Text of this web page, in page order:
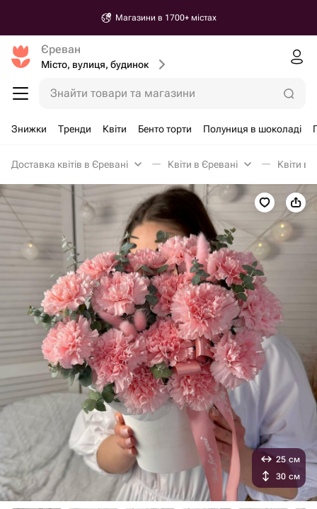
Магазини в 1700+ містах
Єреван
Місто, вулиця, будинок
Знайти товари та магазини
Знижки Тренди Квіти Бенто торти Полуниця в шоколаді
Доставка квітів в Єревані Квіти в Єревані Квіти в
25 см
30 см